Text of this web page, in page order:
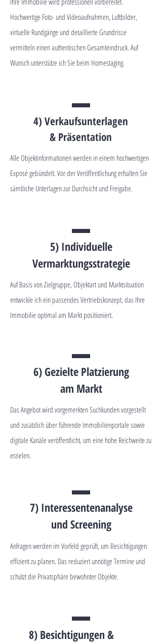
Hochwertige Foto- und Videoaufnahmen, Luftbilder,
virtuelle Rundgänge und detaillierte Grundrisse
vermitteln einen authentischen Gesamteindruck. Auf
Wunsch unterstütze ich Sie beim Homestaging.
4) Verkaufsunterlagen
& Präsentation
Alle Objektinformationen werden in einem hochwertigen
Exposé gebündelt. Vor der Veröffentlichung erhalten Sie
sämtliche Unterlagen zur Durchsicht und Freigabe.
5) Individuelle
Vermarktungsstrategie
Auf Basis von Zielgruppe, Objektart und Marktsituation
entwickle ich ein passendes Vertriebskonzept, das Ihre
Immobilie optimal am Markt positioniert.
6) Gezielte Platzierung
am Markt
Das Angebot wird vorgemerkten Suchkunden vorgestellt
und zusätzlich über führende Immobilienportale sowie
digitale Kanäle veröffentlicht, um eine hohe Reichweite zu
erzielen.
7) Interessentenanalyse
und Screening
Anfragen werden im Vorfeld geprüft, um Besichtigungen
effizient zu planen. Das reduziert unnötige Termine und
schützt die Privatsphäre bewohnter Objekte.
8) Besichtigungen &